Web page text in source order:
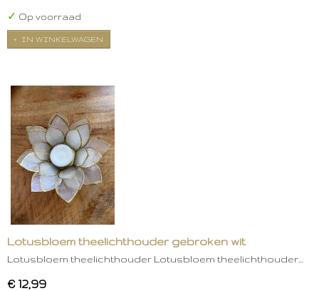
✓ Op voorraad
IN WINKELWAGEN
Lotusbloem theelichthouder gebroken wit
Lotusbloem theelichthouder Lotusbloem theelichthouder…
€ 12,99